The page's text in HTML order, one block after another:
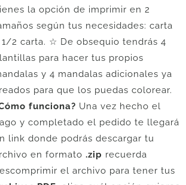
la opción de imprimir en 2
según tus necesidades: carta
2 carta. ☆ De obsequio tendrás 4
para hacer tus propios
y 4 mandalas adicionales ya
para que los puedas colorear.
funciona? Una vez hecho el
y completado el pedido te llegará
link donde podrás descargar tu
en formato .zip recuerda
el archivo para tener tus